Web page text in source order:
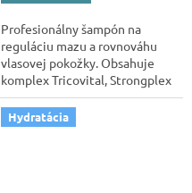
Profesionálny šampón na
reguláciu mazu a rovnováhu
vlasovej pokožky. Obsahuje
komplex Tricovital, Strongplex
a Energy Blend, ktoré čistí,
posilňujú a stimulujú vlasové...
Hydratácia